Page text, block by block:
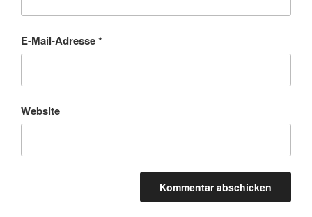
E-Mail-Adresse*
Website